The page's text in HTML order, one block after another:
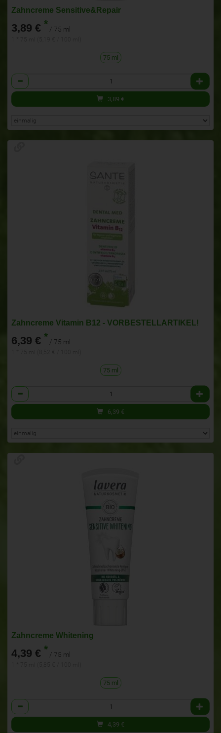
Zahncreme Sensitive&Repair
3,89 € * / 75 ml
75 ml
Anzahl
3,89 €
Zahncreme Vitamin B12 - VORBESTELLARTIKEL!
6,39 € * / 75 ml
75 ml
Anzahl
6,39 €
Zahncreme Whitening
4,39 € * / 75 ml
75 ml
Anzahl
4,39 €